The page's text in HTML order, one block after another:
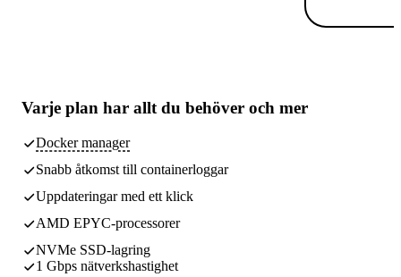
Varje plan har allt du behöver och mer
Docker manager
Snabb åtkomst till containerloggar
Uppdateringar med ett klick
AMD EPYC-processorer
NVMe SSD-lagring
1 Gbps nätverkshastighet